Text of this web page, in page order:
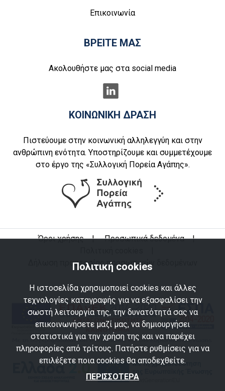
Επικοινωνία
ΒΡΕΙΤΕ ΜΑΣ
Ακολουθήστε μας στα social media
ΚΟΙΝΩΝΙΚΗ ΔΡΑΣΗ
Πιστεύουμε στην κοινωνική αλληλεγγύη και στην
ανθρώπινη ενότητα. Υποστηρίζουμε και συμμετέχουμε
στο έργο της «Συλλογική Πορεία Αγάπης».
Όροι χρήσης | Προσωπικά δεδομένα
|
Δήλωση προστασίας προσωπικών δεδομένων
Πολιτική cookies
Η ιστοσελίδα χρησιμοποιεί cookies και άλλες
τεχνολογίες καταγραφής για να εξασφαλίσει την
σωστή λειτουργία της, την δυνατότητά σας να
επικοινωνήσετε μαζί μας, να δημιουργήσει
στατιστικά για την χρήση της και να παρέχει
πληροφορίες από τρίτους. Πατήστε ρυθμίσεις για να
επιλέξετε ποια cookies θα αποδεχθείτε.
ΠΕΡΙΣΣΟΤΕΡΑ